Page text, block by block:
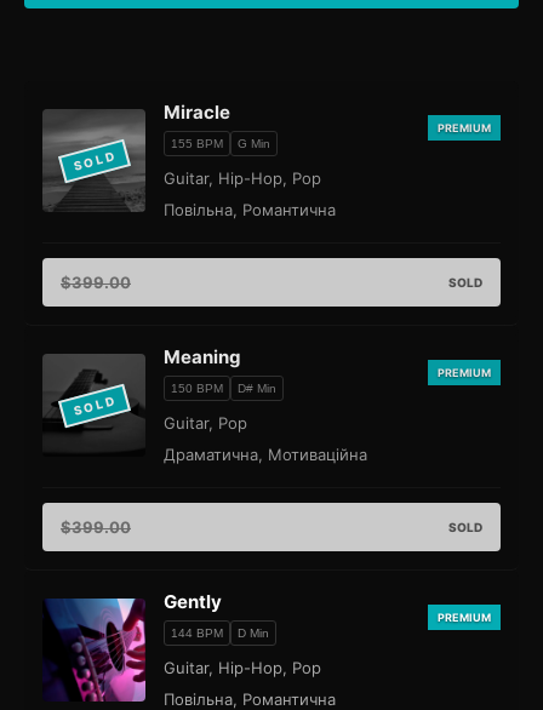
SOLD
Miracle
155 BPM G Min
PREMIUM
Повільна, Романтична
Guitar, Hip-Hop, Pop
$399.00 SOLD
SOLD
Meaning
150 BPM D# Min
PREMIUM
Драматична, Мотиваційна
Guitar, Pop
$399.00 SOLD
Gently
144 BPM D Min
PREMIUM
Повільна, Романтична
Guitar, Hip-Hop, Pop